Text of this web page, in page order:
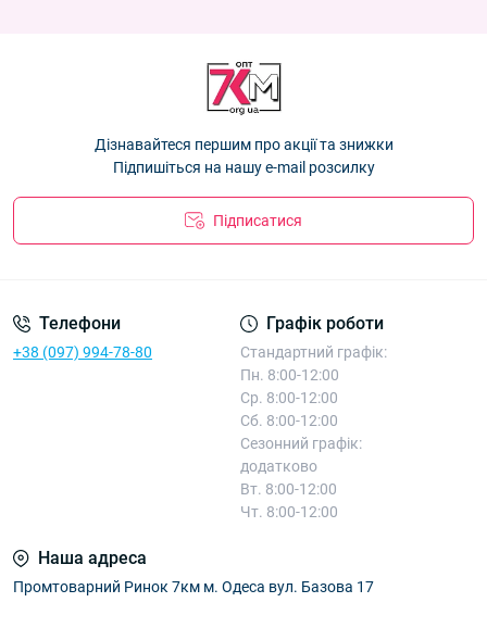
Колготки дитячі Оптом для дівчаток р.92-140 "Крапки"
— 81.00 ₴
Колготки дитячі "Серце" Корона для дівчаток 5-7 років Оптом
Колготки дитячі "Серце" Корона для дівчаток 3-5 років Оптом
KW3428— 116.10 ₴
Дізнавайтеся першим про акції та знижки
Підпишіться на нашу e-mail розсилку
Підписатися
Телефони
+38 (097) 994-78-80
Графік роботи
Стандартний графік:
Пн. 8:00-12:00
Ср. 8:00-12:00
Сб. 8:00-12:00
Сезонний графік:
додатково
Вт. 8:00-12:00
Чт. 8:00-12:00
Наша адреса
Промтоварний Ринок 7км м. Одеса вул. Базова 17